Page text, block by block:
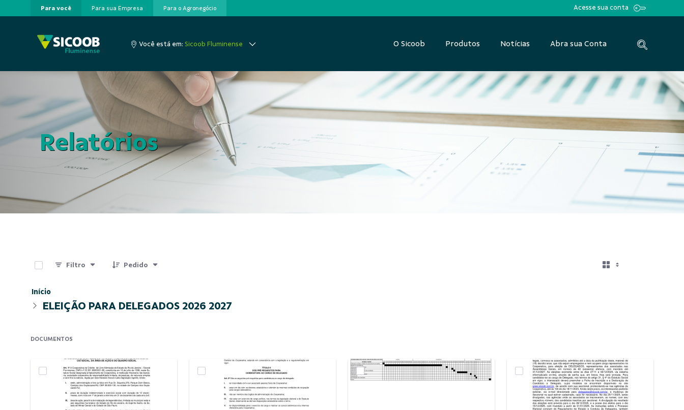
Pular para o Conteúdo principal
Para você Para sua Empresa Para o Agronegócio Acesse sua conta
Você está em: Sicoob Fluminense O Sicoob Produtos Notícias Abra sua Conta
Relatórios
Filtro Pedido
Início
ELEIÇÃO PARA DELEGADOS 2026 2027
DOCUMENTOS